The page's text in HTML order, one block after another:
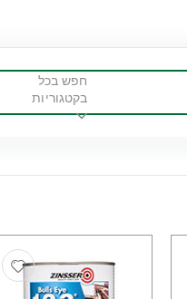
חפש בכל
בקטגוריות